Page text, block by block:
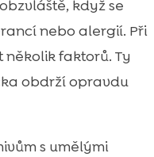
když se
nebo alergií. Při
faktorů. Ty
obdrží opravdu
s umělými